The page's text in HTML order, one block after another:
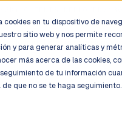
cookies en tu dispositivo de
sitio web y nos permite
y para generar analíticas y
más acerca de las cookies,
de tu información
que no se te haga seguimiento.
Process